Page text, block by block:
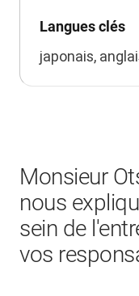
Langues clés
japonais,
Monsieur
nous
sein de
vos